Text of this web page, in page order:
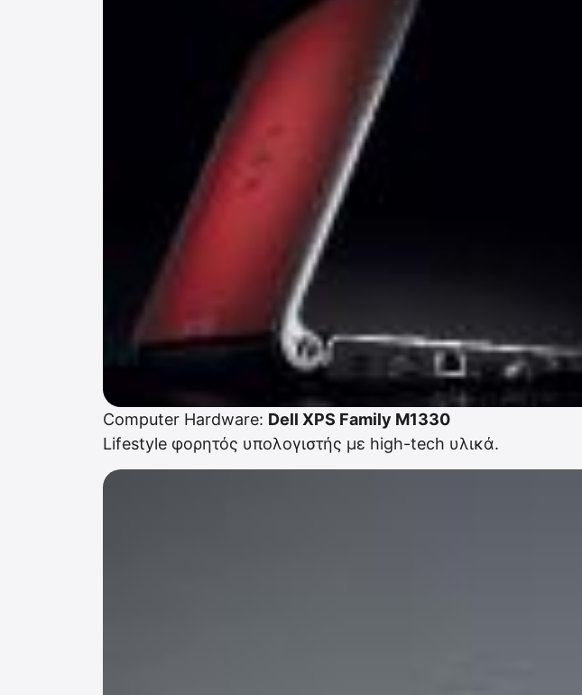
Computer Hardware: Dell XPS Family M1330
Lifestyle φορητός υπολογιστής με high-tech υλικά.